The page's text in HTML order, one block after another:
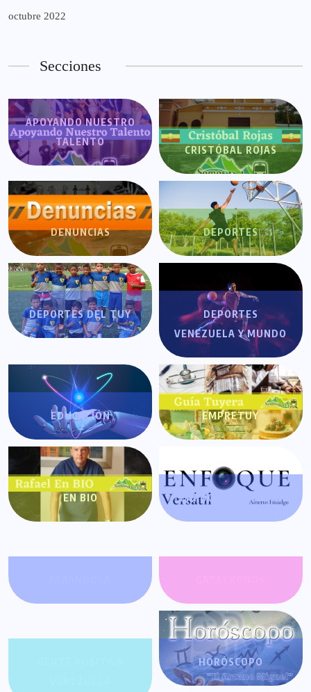
octubre 2022
Secciones
APOYANDO NUESTRO
TALENTO
CRISTÓBAL ROJAS
DENUNCIAS DEPORTES
DEPORTES DEL TUY
DEPORTES
VENEZUELA Y MUNDO
EDUCACIÓN EMPRETUY
EN BIO ENFOQUE VERSÁTIL
HORÓSCOPO